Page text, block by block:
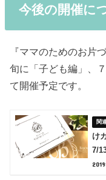
今後の開催に
『ママのためのお片
旬に「子ども編」、
て開催予定です。
け
7/